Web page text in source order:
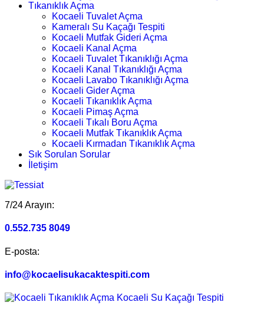
Tıkanıklık Açma
Kocaeli Tuvalet Açma
Kameralı Su Kaçağı Tespiti
Kocaeli Mutfak Gideri Açma
Kocaeli Kanal Açma
Kocaeli Tuvalet Tıkanıklığı Açma
Kocaeli Kanal Tıkanıklığı Açma
Kocaeli Lavabo Tıkanıklığı Açma
Kocaeli Gider Açma
Kocaeli Tıkanıklık Açma
Kocaeli Pimaş Açma
Kocaeli Tıkalı Boru Açma
Kocaeli Mutfak Tıkanıklık Açma
Kocaeli Kırmadan Tıkanıklık Açma
Sık Sorulan Sorular
İletişim
7/24 Arayın:
0.552.735 8049
E-posta:
info@kocaelisukacaktespiti.com